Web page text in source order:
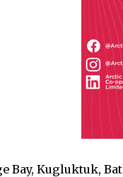
Bay, Kugluktuk,